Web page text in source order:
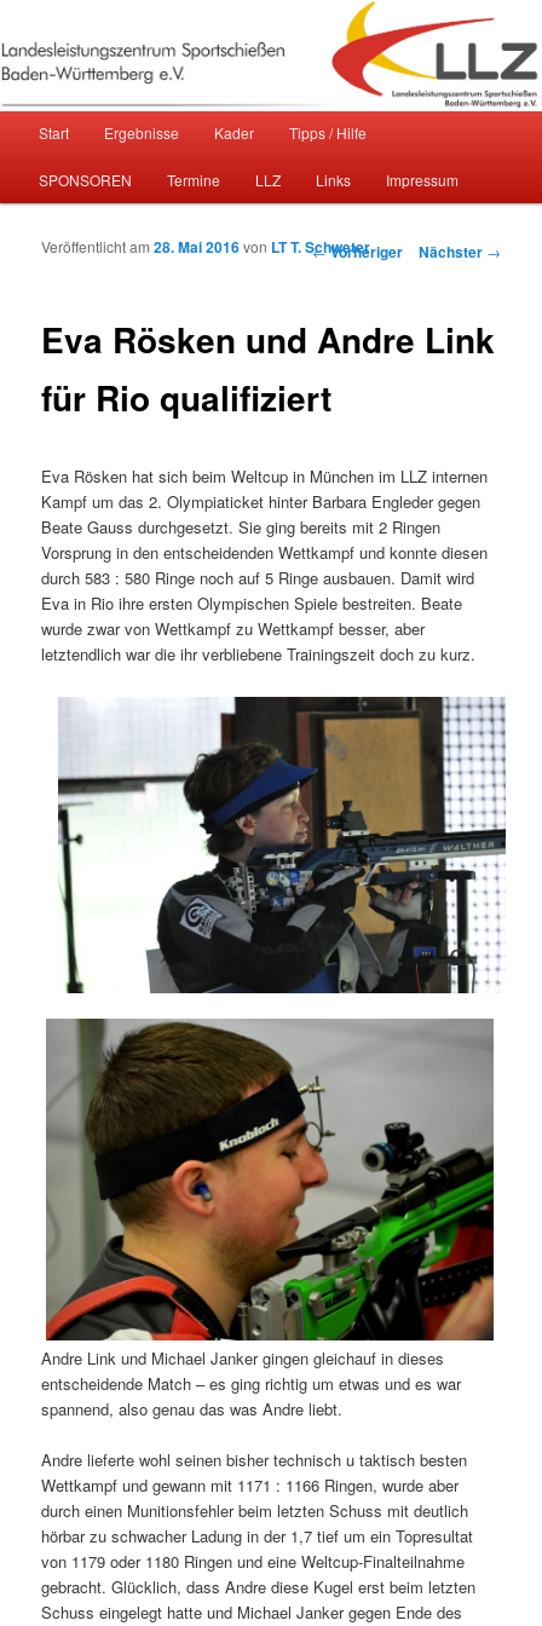
Landesleistungszentrum
Sportschießen Baden-Württemberg
e.V.
Zum primären Inhalt springen
Zum sekundären Inhalt springen
Start Ergebnisse Kader Tipps / Hilfe
SPONSOREN Termine LLZ Links Impressum
Beitragsnavigation
←Vorheriger Nächster →
Eva Rösken und Andre Link
für Rio qualifiziert
Veröffentlicht am28. Mai 2016von LT T. Schweter
Eva Rösken hat sich beim Weltcup in München im LLZ internen
Kampf um das 2. Olympiaticket hinter Barbara Engleder gegen
Beate Gauss durchgesetzt. Sie ging bereits mit 2 Ringen
Vorsprung in den entscheidenden Wettkampf und konnte diesen
durch 583 : 580 Ringe noch auf 5 Ringe ausbauen. Damit wird
Eva in Rio ihre ersten Olympischen Spiele bestreiten. Beate
wurde zwar von Wettkampf zu Wettkampf besser, aber
letztendlich war die ihr verbliebene Trainingszeit doch zu kurz.
Andre Link und Michael Janker gingen gleichauf in dieses
entscheidende Match – es ging richtig um etwas und es war
spannend, also genau das was Andre liebt.
Andre lieferte wohl seinen bisher technisch u taktisch besten
Wettkampf und gewann mit 1171 : 1166 Ringen, wurde aber
durch einen Munitionsfehler beim letzten Schuss mit deutlich
hörbar zu schwacher Ladung in der 1,7 tief um ein Topresultat
von 1179 oder 1180 Ringen und eine Weltcup-Finalteilnahme
gebracht. Glücklich, dass Andre diese Kugel erst beim letzten
Schuss eingelegt hatte und Michael Janker gegen Ende des